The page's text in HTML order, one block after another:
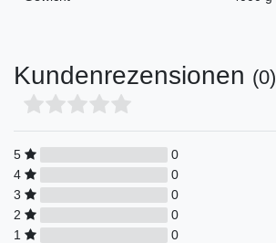
Kundenrezensionen (0)
5
0
4
0
3
0
2
0
1
0